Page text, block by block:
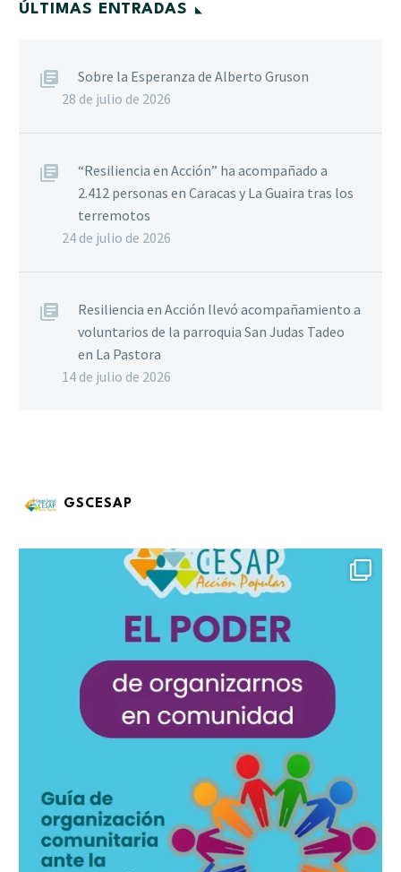
ÚLTIMAS ENTRADAS
Sobre la Esperanza de Alberto Gruson
28 de julio de 2026
“Resiliencia en Acción” ha acompañado a
2.412 personas en Caracas y La Guaira tras los
terremotos
24 de julio de 2026
Resiliencia en Acción llevó acompañamiento a
voluntarios de la parroquia San Judas Tadeo
en La Pastora
14 de julio de 2026
GSCESAP